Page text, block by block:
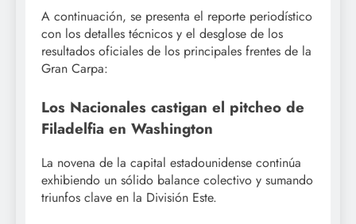
A continuación, se presenta el reporte periodístico
con los detalles técnicos y el desglose de los
resultados oficiales de los principales frentes de la
Gran Carpa:
Los Nacionales castigan el pitcheo de
Filadelfia en Washington
La novena de la capital estadounidense continúa
exhibiendo un sólido balance colectivo y sumando
triunfos clave en la División Este.